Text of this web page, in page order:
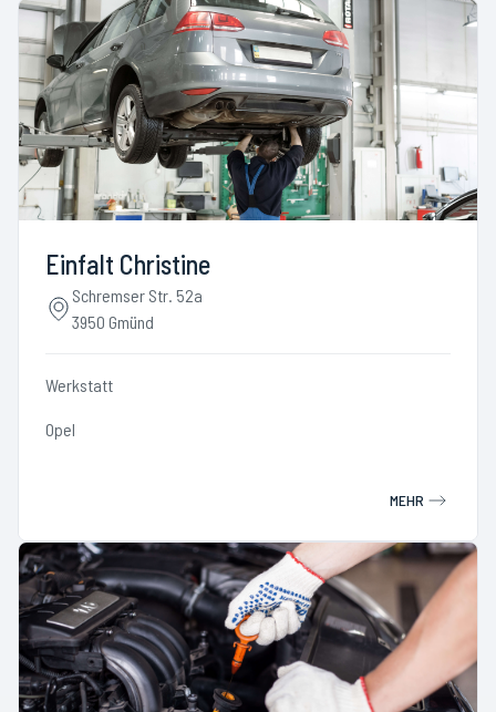
Einfalt Christine
Schremser Str. 52a
3950 Gmünd
Werkstatt
Opel
MEHR